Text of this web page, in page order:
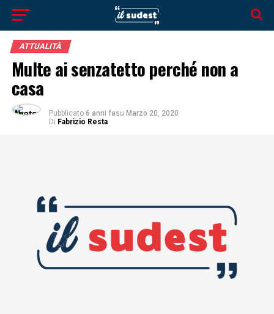
ATTUALITÀ
Multe ai senzatetto perché non a
casa
Pubblicato 6 anni fasu Marzo 20, 2020
Di Fabrizio Resta